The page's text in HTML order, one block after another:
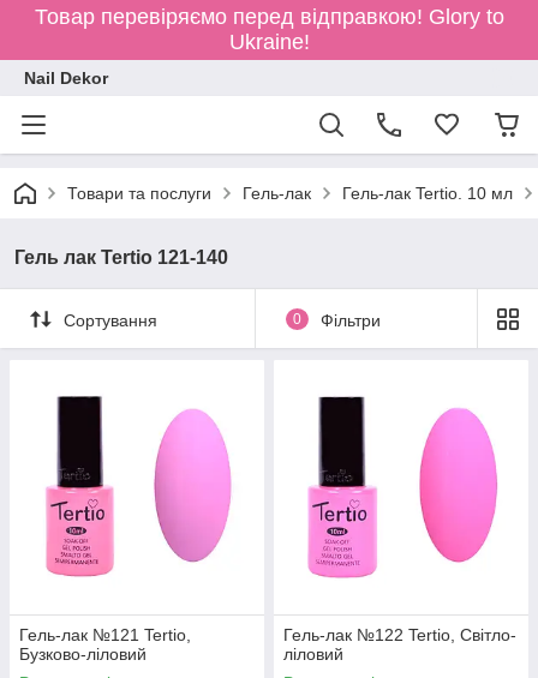
Товар перевіряємо перед відправкою! Glory to
Ukraine!
Nail Dekor
Товари та послуги Гель-лак Гель-лак Tertio. 10 мл
Гель лак Tertio 121-140
Сортування 0 Фільтри
Гель-лак №121 Tertio,
Бузково-ліловий
Гель-лак №122 Tertio, Світло-
ліловий